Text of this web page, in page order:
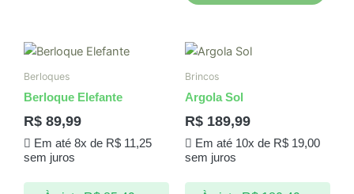
Berloques
Berloque Elefante
R$ 89,99
Em até 8x de R$11,25
sem juros
Brincos
Argola Sol
R$ 189,99
Em até 10x de R$19,00
sem juros